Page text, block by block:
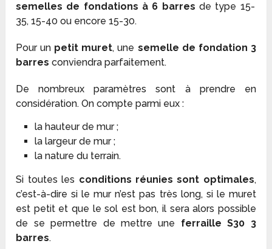
semelles de fondations à 6 barres de type 15-
35, 15-40 ou encore 15-30.
Pour un petit muret, une semelle de fondation 3
barres conviendra parfaitement.
De nombreux paramètres sont à prendre en
considération. On compte parmi eux :
la hauteur de mur ;
la largeur de mur ;
la nature du terrain.
Si toutes les conditions réunies sont optimales,
c’est-à-dire si le mur n’est pas très long, si le muret
est petit et que le sol est bon, il sera alors possible
de se permettre de mettre une ferraille S30 3
barres.